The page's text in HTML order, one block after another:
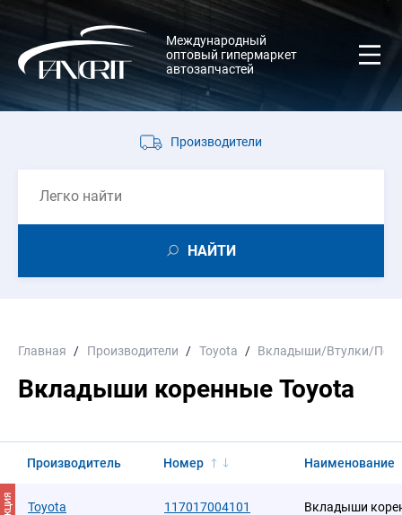
Международный
оптовый гипермаркет
автозапчастей
Производители
НАЙТИ
Главная Производители Toyota Вкладыши/Втулки/
Вкладыши коренные Toyota
Производитель Номер Наименование
АКЦИЯ Toyota 117017004101 Вкладыши